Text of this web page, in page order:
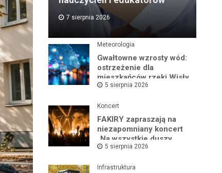
7 sierpnia 2026
Meteorologia
Gwałtowne wzrosty wód:
ostrzeżenie dla
mieszkańców rzeki Wisły
i okolic
5 sierpnia 2026
Koncert
FAKIRY zapraszają na
niezapomniany koncert
„Na wszystkie duszy
nastroje”
5 sierpnia 2026
Infrastruktura